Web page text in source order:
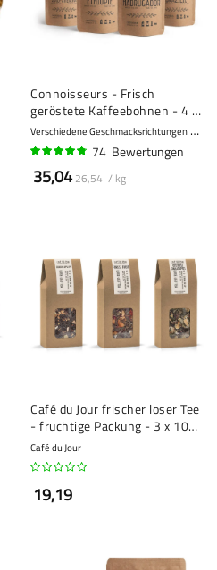
Connoisseurs - Frisch
geröstete Kaffeebohnen - 4 x
330g
Verschiedene Geschmacksrichtungen 8 -
92%
74 Bewertungen
35,04 26,54 / kg
Café du Jour frischer loser Tee
- fruchtige Packung - 3 x 100
Gramm
Café du Jour
19,19